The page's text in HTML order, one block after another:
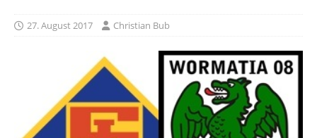
27. August 2017 Christian Bub